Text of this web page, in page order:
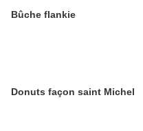
Bûche flankie
Donuts façon saint Michel